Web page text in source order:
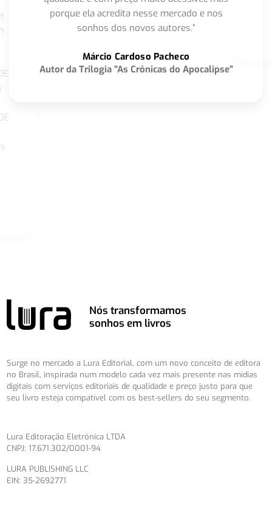
porque ela acredita nesse mercado e nos
sonhos dos novos autores.”
Márcio Cardoso Pacheco
Autor da Trilogia "As Crônicas do Apocalipse"
Nós transformamos
sonhos em livros
Surge no mercado a Lura Editorial, com um novo conceito de editora
no Brasil, inspirada num modelo cada vez mais presente nas mídias
digitais com serviços editoriais de qualidade e preço justo para que
seu livro esteja compatível com os best-sellers do seu segmento.
Lura Editoração Eletrônica LTDA
CNPJ: 17.671.302/0001-94
LURA PUBLISHING LLC
EIN: 35-2692771